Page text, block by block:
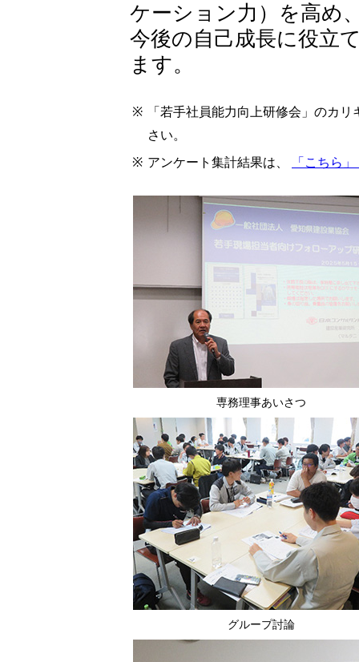
ケーション力）を高め
今後の自己成長に役立
ます。
※
「若手社員能力向上研修会」のカ
さい。
※ アンケート集計結果は、 「こちら」
専務理事あいさつ
グループ討論